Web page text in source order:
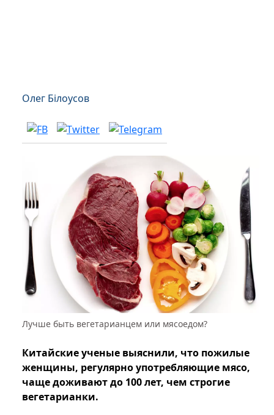
Олег Білоусов
Лучше быть вегетарианцем или мясоедом?
Китайские ученые выяснили, что пожилые
женщины, регулярно употребляющие мясо,
чаще доживают до 100 лет, чем строгие
вегетарианки.